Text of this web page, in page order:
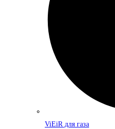
ViEiR для газа